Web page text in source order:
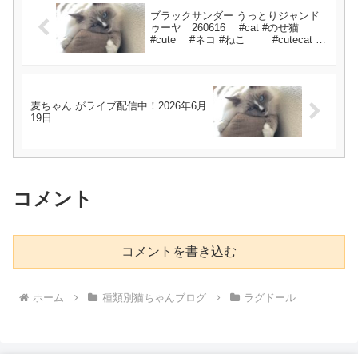
ブラックサンダー うっとりジャンド
ゥーヤ 260616 #cat #のせ猫
#cute #ネコ #ねこ #cutecat #
麦ちゃん がライブ配信中！2026年6月
19日
コメント
コメントを書き込む
ホーム 種類別猫ちゃんブログ ラグドール